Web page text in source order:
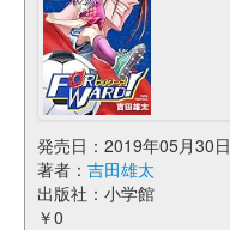
発売日：2019年05月30日
著者： 吉田雄太
出版社：小学館
￥0